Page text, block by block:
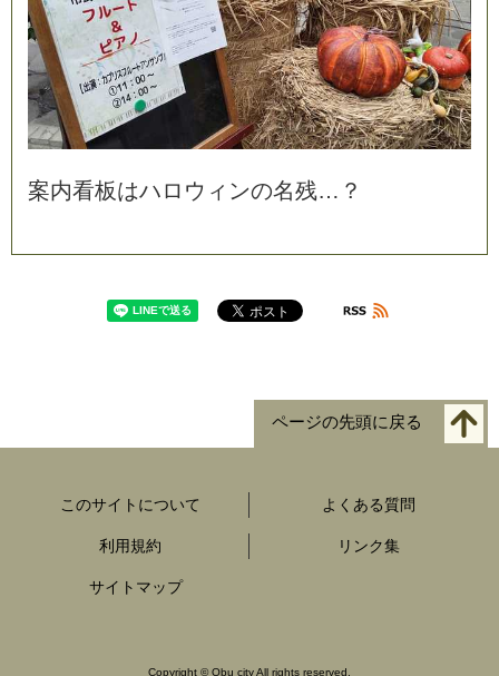
案内看板はハロ ウ ィ ンの名残… ？
ページの先頭に戻る
このサイトについて よくある質問
利用規約 リンク集
サイトマップ
Copyright ©Obu city All rights reserved.